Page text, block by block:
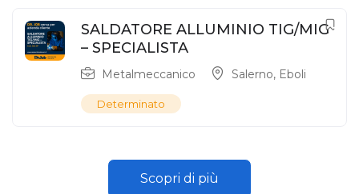
SALDATORE ALLUMINIO TIG/MIG
– SPECIALISTA
Metalmeccanico Salerno, Eboli
Determinato
Scopri di più